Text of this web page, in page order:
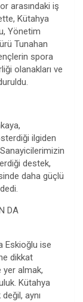
arasındaki iş
Kütahya
Yönetim
Tunahan
spora
olanakları ve
ilgiden
destek,
daha güçlü
DA
Eskioğlu ise
dikkat
yer almak,
Kütahya
aynı